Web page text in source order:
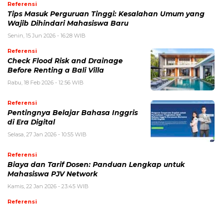
Referensi
Tips Masuk Perguruan Tinggi: Kesalahan Umum yang
Wajib Dihindari Mahasiswa Baru
Senin, 15 Jun 2026 - 16:28 WIB
Referensi
Check Flood Risk and Drainage
Before Renting a Bali Villa
Rabu, 18 Feb 2026 - 12:56 WIB
Referensi
Pentingnya Belajar Bahasa Inggris
di Era Digital
Selasa, 27 Jan 2026 - 10:55 WIB
Referensi
Biaya dan Tarif Dosen: Panduan Lengkap untuk
Mahasiswa PJV Network
Kamis, 22 Jan 2026 - 23:45 WIB
Referensi